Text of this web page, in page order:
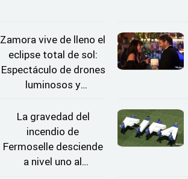
Zamora vive de lleno el
eclipse total de sol:
Espectáculo de drones
luminosos y
Estrellas
La gravedad del
incendio de
Fermoselle desciende
a nivel uno al